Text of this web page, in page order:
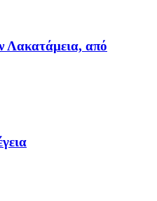
Λακατάμεια, από